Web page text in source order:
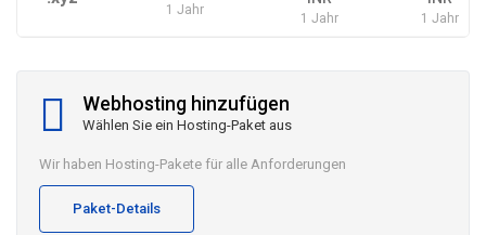
1 Jahr
1 Jahr 1 Jahr
Webhosting hinzufügen
Wählen Sie ein Hosting-Paket aus
Wir haben Hosting-Pakete für alle Anforderungen
Paket-Details